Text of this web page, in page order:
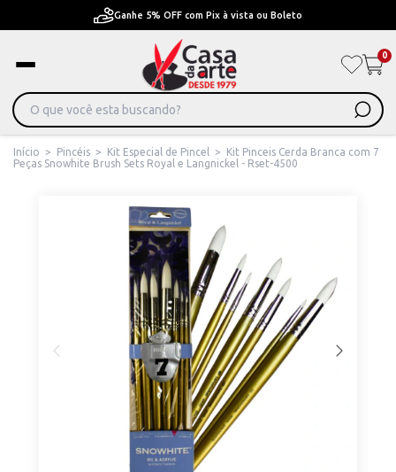
Pague em Até 6x sem juros ou ate 12x com juros
0
Início > Pincéis > Kit Especial de Pincel >
Kit Pinceis Cerda Branca com 7
Peças Snowhite Brush Sets Royal e Langnickel - Rset-4500